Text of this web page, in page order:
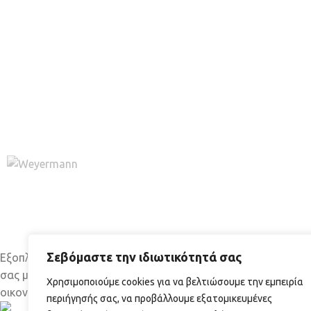
Σεβόμαστε την ιδιωτικότητά σας
Χρησιμοποιούμε cookies για να βελτιώσουμε την εμπειρία
περιήγησής σας, να προβάλλουμε εξατομικευμένες
Εξοπλισμό και πρώτες ύλες για τη δική
σας μπίρα εύκολα, γρήγορα και
οικονομικά.
Γιατί
μπύρα
04/07/